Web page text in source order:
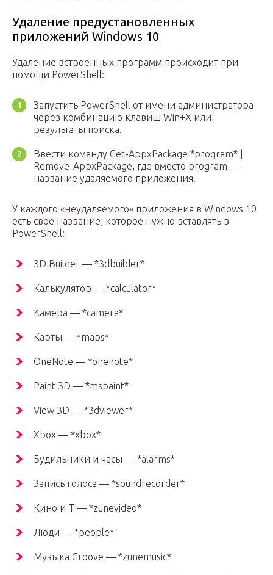
Удаление предустановленных
приложений Windows 10
Удаление встроенных программ происходит при
помощи PowerShell:
Запустить PowerShell от имени администратора
через комбинацию клавиш Win+X или
результаты поиска.
Ввести команду Get-AppxPackage *program* |
Remove-AppxPackage, где вместо program —
название удаляемого приложения.
У каждого «неудаляемого» приложения в Windows 10
есть свое название, которое нужно вставлять в
PowerShell:
3D Builder — *3dbuilder*
Калькулятор — *calculator*
Камера — *camera*
Карты — *maps*
OneNote — *onenote*
Paint 3D — *mspaint*
View 3D — *3dviewer*
Xbox — *xbox*
Будильники и часы — *alarms*
Запись голоса — *soundrecorder*
Кино и Т — *zunevideo*
Люди — *people*
Музыка Groove — *zunemusic*